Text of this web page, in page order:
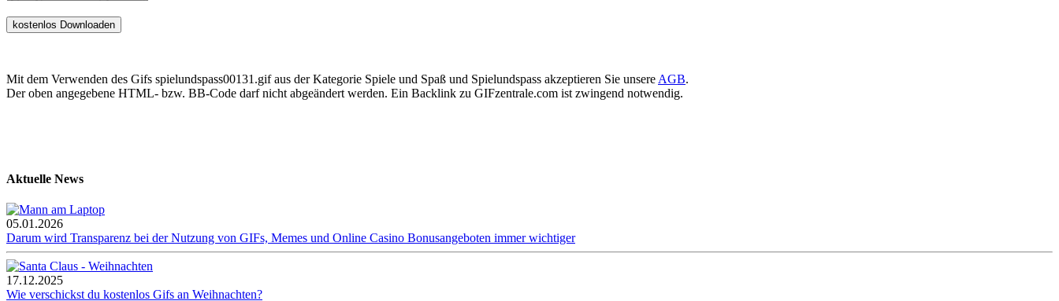
Mit dem Verwenden des Gifs spielundspass00131.gif aus der Kategorie Spiele und Spaß und Spielundspass akzeptieren Sie unsere AGB.
Der oben angegebene HTML- bzw. BB-Code darf nicht abgeändert werden. Ein Backlink zu GIFzentrale.com ist zwingend notwendig.
Aktuelle News
05.01.2026
Darum wird Transparenz bei der Nutzung von GIFs, Memes und Online Casino Bonusangeboten immer wichtiger
17.12.2025
Wie verschickst du kostenlos Gifs an Weihnachten?